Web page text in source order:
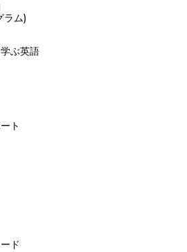
ラム)
ぶ英語
ト
ド